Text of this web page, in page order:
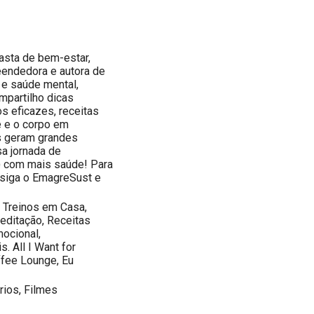
de bem-estar,
e autora de
saúde mental,
dicas
eficazes, receitas
e o corpo em
geram grandes
jornada de
mais saúde! Para
o EmagreSust e
em Casa,
Receitas
All I Want for
Lounge, Eu
Filmes